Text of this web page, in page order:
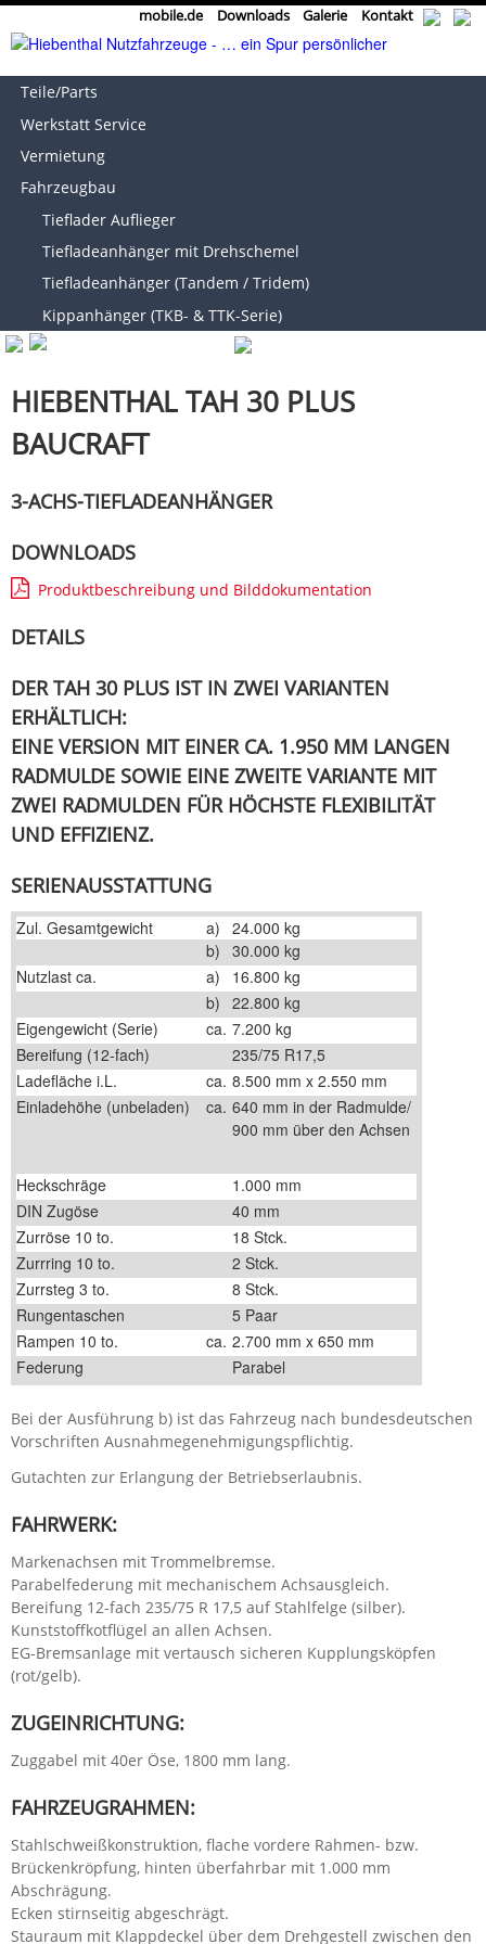
mobile.de Downloads Galerie Kontakt
Teile/Parts
Werkstatt Service
Vermietung
Fahrzeugbau
Tieflader Auflieger
Tiefladeanhänger mit Drehschemel
Tiefladeanhänger (Tandem / Tridem)
Kippanhänger (TKB- & TTK-Serie)
HIEBENTHAL TAH 30 PLUS
BAUCRAFT
3-ACHS-TIEFLADEANHÄNGER
DOWNLOADS
Produktbeschreibung und Bilddokumentation
DETAILS
DER TAH 30 PLUS IST IN ZWEI VARIANTEN
ERHÄLTLICH:
EINE VERSION MIT EINER CA. 1.950 MM LANGEN
RADMULDE SOWIE EINE ZWEITE VARIANTE MIT
ZWEI RADMULDEN FÜR HÖCHSTE FLEXIBILITÄT
UND EFFIZIENZ.
SERIENAUSSTATTUNG
Zul. Gesamtgewicht a) 24.000 kg
b) 30.000 kg
Nutzlast ca.
a)
16.800 kg
b) 22.800 kg
Eigengewicht (Serie)
ca. 7.200 kg
Bereifung (12-fach)
235/75 R17,5
Ladefläche i.L.
ca. 8.500 mm x 2.550 mm
Einladehöhe (unbeladen)
ca. 640 mm in der Radmulde/
900 mm über den Achsen
Heckschräge
1.000 mm
DIN Zugöse
40 mm
Zurröse 10 to.
18 Stck.
Zurrring 10 to.
2 Stck.
Zurrsteg 3 to.
8 Stck.
Rungentaschen
5 Paar
Rampen 10 to.
ca. 2.700 mm x 650 mm
Federung
Parabel
Bei der Ausführung b) ist das Fahrzeug nach bundesdeutschen
Vorschriften Ausnahmegenehmigungspflichtig.
Gutachten zur Erlangung der Betriebserlaubnis.
FAHRWERK:
Markenachsen mit Trommelbremse.
Parabelfederung mit mechanischem Achsausgleich.
Bereifung 12-fach 235/75 R 17,5 auf Stahlfelge (silber).
Kunststoffkotflügel an allen Achsen.
EG-Bremsanlage mit vertausch sicheren Kupplungsköpfen
(rot/gelb).
ZUGEINRICHTUNG:
Zuggabel mit 40er Öse, 1800 mm lang.
FAHRZEUGRAHMEN:
Stahlschweißkonstruktion, flache vordere Rahmen- bzw.
Brückenkröpfung, hinten überfahrbar mit 1.000 mm
Abschrägung.
Ecken stirnseitig abgeschrägt.
Stauraum mit Klappdeckel über dem Drehgestell zwischen den